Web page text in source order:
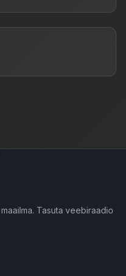
Tasuta veebiraadio